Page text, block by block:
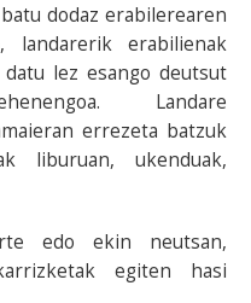
dodaz erabilerearen
landarerik erabilienak
lez esango deutsut
Landare
errezeta batzuk
liburuan, ukenduak,
edo ekin neutsan,
egiten hasi